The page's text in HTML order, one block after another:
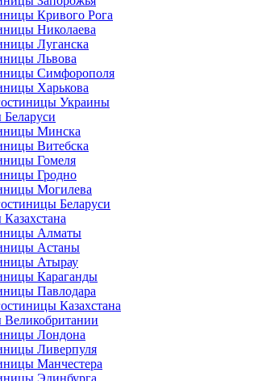
Кривого Рога
Николаева
Луганска
Львова
Симфорополя
Харькова
Украины
Минска
Витебска
Гомеля
Гродно
Могилева
Беларуси
Алматы
Астаны
Атырау
Караганды
Павлодара
Казахстана
Лондона
Ливерпуля
Манчестера
Эдинбурга